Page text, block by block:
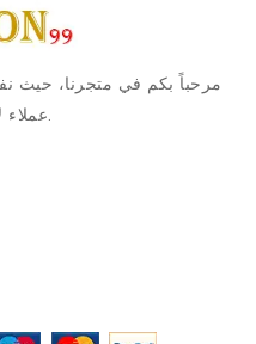
مرحباً بكم في متجرنا، حيث
عملاء لا مثيل لها وأسلوب متجرنا والابتكار.